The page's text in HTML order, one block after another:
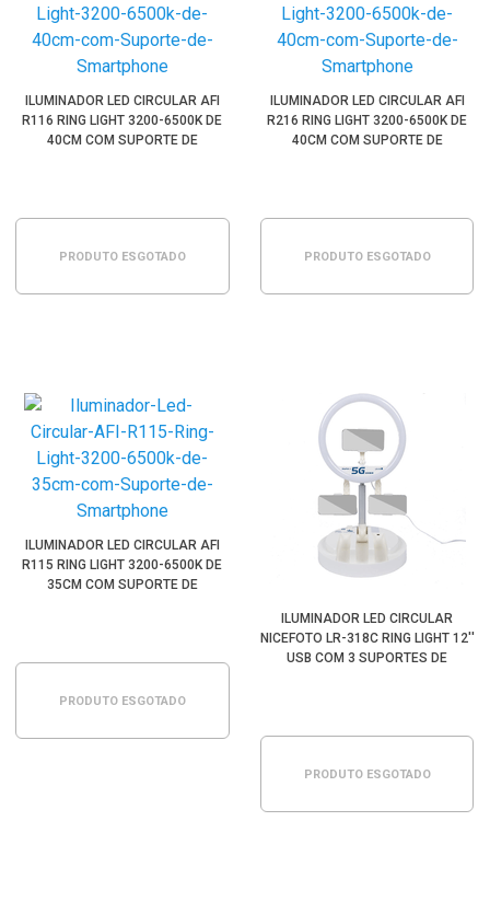
ILUMINADOR LED CIRCULAR AFI
R116 RING LIGHT 3200-6500K DE
40CM COM SUPORTE DE
PRODUTO ESGOTADO
ILUMINADOR LED CIRCULAR AFI
R216 RING LIGHT 3200-6500K DE
40CM COM SUPORTE DE
PRODUTO ESGOTADO
ILUMINADOR LED CIRCULAR AFI
R115 RING LIGHT 3200-6500K DE
35CM COM SUPORTE DE
PRODUTO ESGOTADO
ILUMINADOR LED CIRCULAR
NICEFOTO LR-318C RING LIGHT 12''
USB COM 3 SUPORTES DE
PRODUTO ESGOTADO